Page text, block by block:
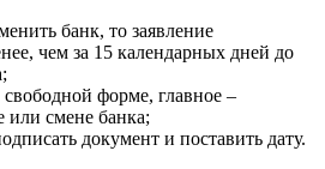
банк, то заявление
чем за 15 календарных дней до
форме, главное –
или смене банка;
документ и поставить дату.